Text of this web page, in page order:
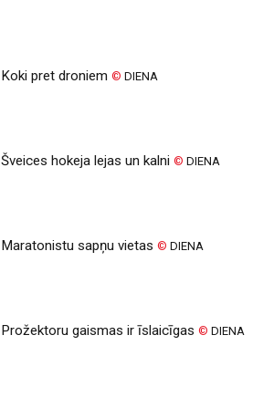
Koki pret droniem© DIENA
Šveices hokeja lejas un kalni© DIENA
Maratonistu sapņu vietas© DIENA
Prožektoru gaismas ir īslaicīgas© DIENA